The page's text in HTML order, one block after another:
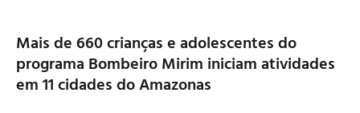
Mais de 660 crianças e adolescentes do
programa Bombeiro Mirim iniciam atividades
em 11 cidades do Amazonas